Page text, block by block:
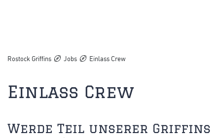
Rostock Griffins Jobs Einlass Crew
Einlass Crew
Werde Teil unserer Griffins